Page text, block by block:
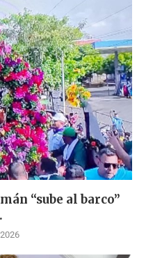
“sube al barco”